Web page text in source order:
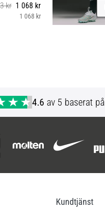
kr 1 068 kr
1 068 kr
4.6 av 5 baserat på
Kundtjänst